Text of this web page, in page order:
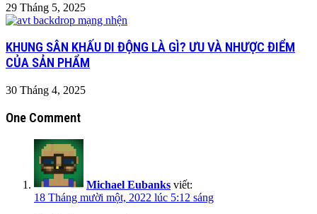
29 Tháng 5, 2025
KHUNG SÂN KHẤU DI ĐỘNG LÀ GÌ? ƯU VÀ NHƯỢC ĐIỂM
CỦA SẢN PHẨM
30 Tháng 4, 2025
One Comment
Michael Eubanks viết:
18 Tháng mười một, 2022 lúc 5:12 sáng